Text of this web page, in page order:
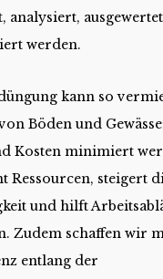
analysiert,
werden.
kann so
Böden und
Kosten minimiert
Ressourcen, steigert
und hilft
Zudem schaffen wir
entlang der